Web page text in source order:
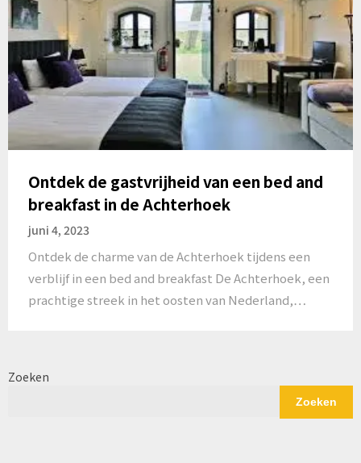
Ontdek de gastvrijheid van een bed and
breakfast in de Achterhoek
juni 4, 2023
Ontdek de charme van de Achterhoek tijdens een
verblijf in een bed and breakfast De Achterhoek, een
prachtige streek in het oosten van Nederland,…
Zoeken
Zoeken